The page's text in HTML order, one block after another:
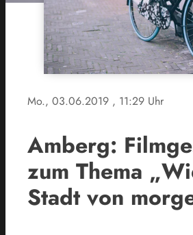
Mo., 03.06.2019 , 11:29 Uhr
Amberg:
zum Thema
Stadt von